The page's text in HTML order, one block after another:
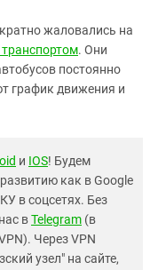
жаловались на
. Они
постоянно
график движения и
и IOS! Будем
как в Google
в соцсетях. Без
вTelegram (в
Через VPN
узел" на сайте,